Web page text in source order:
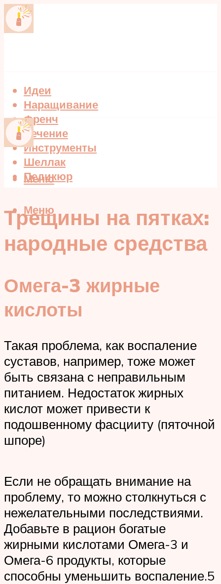
Идеи
Наращивание
Френч
Лечение
Инструменты
Шеллак
Педикюр
Меню
Меню
Трещины на пятках:
народные средства
Омега-3 жирные
кислоты
Такая проблема, как воспаление
суставов, например, тоже может
быть связана с неправильным
питанием. Недостаток жирных
кислот может привести к
подошвенному фасцииту (пяточной
шпоре)
Если не обращать внимание на
проблему, то можно столкнуться с
нежелательными последствиями.
Добавьте в рацион богатые
жирными кислотами Омега-3 и
Омега-6 продукты, которые
способны уменьшить воспаление.5